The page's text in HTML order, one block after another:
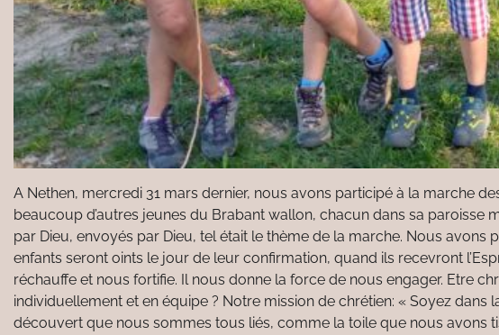
A Nethen, mercredi 31 mars dernier, nous avons participé à la marche
beaucoup d’autres jeunes du Brabant wallon, chacun dans sa
par Dieu, envoyés par Dieu, tel était le thème de la marche. Nous avons
enfants seront oints le jour de leur confirmation, quand ils recevront
réchauffe et nous fortifie. Il nous donne la force de nous engager. Etre
individuellement et en équipe ? Notre mission de chrétien: « Soyez
découvert que nous sommes tous liés, comme la toile que nous avons